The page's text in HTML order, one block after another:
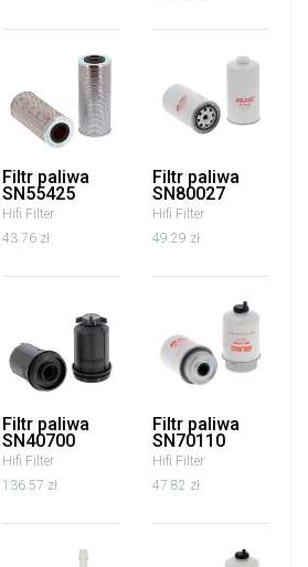
Filtr paliwa
SN55425
Hifi Filter
43.76 zł
Filtr paliwa
SN80027
Hifi Filter
49.29 zł
Filtr paliwa
SN40700
Hifi Filter
136.57 zł
Filtr paliwa
SN70110
Hifi Filter
47.82 zł